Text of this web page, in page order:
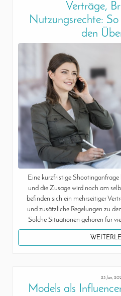
Verträge,
Nutzungsrechte:
den
Eine kurzfristige
und die Zusage wird noch am
befinden sich ein mehrseitiger
und zusätzliche Regelungen zu
Solche Situationen gehören für
23 Jun,
Models als